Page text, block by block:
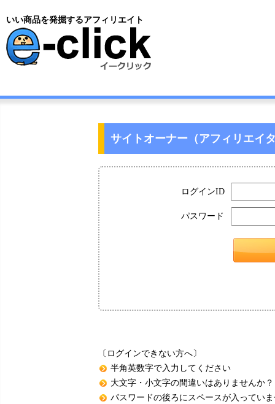
いい商品を発掘するアフィリエイト
サイトオーナー（アフィリエイ
ログインID
パスワード
〔ログインできない方へ〕
半角英数字で入力してください
大文字・小文字の間違いはありませんか？
パスワードの後ろにスペースが入ってい